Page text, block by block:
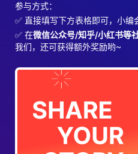
参与方式：
✅ 直接填写下方表格即可，小编
✅ 在微信公众号/知乎/小红书等
我们，还可获得额外奖励哟~